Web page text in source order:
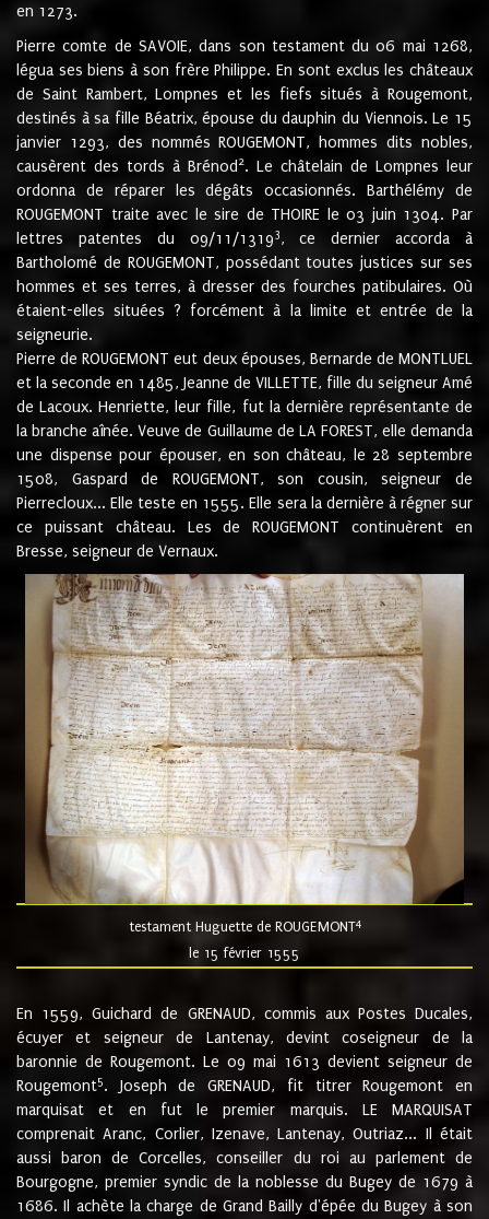
en 1273.
Pierre comte de SAVOIE, dans son testament du 06 mai 1268,
légua ses biens à son frère Philippe. En sont exclus les châteaux
de Saint Rambert, Lompnes et les fiefs situés à Rougemont,
destinés à sa fille Béatrix, épouse du dauphin du Viennois. Le 15
janvier 1293, des nommés ROUGEMONT, hommes dits nobles,
causèrent des tords à Brénod 2. Le châtelain de Lompnes leur
ordonna de réparer les dégâts occasionnés. Barthélémy de
ROUGEMONT traite avec le sire de THOIRE le 03 juin 1304. Par
lettres patentes du 09/11/13193, ce dernier accorda à
Bartholomé de ROUGEMONT, possédant toutes justices sur ses
hommes et ses terres, à dresser des fourches patibulaires. Où
étaient-elles situées ? forcément à la limite et entrée de la
seigneurie.
Pierre de ROUGEMONT eut deux épouses, Bernarde de MONTLUEL
et la seconde en 1485, Jeanne de VILLETTE, fille du seigneur Amé
de Lacoux. Henriette, leur fille, fut la dernière représentante de
la branche aînée. Veuve de Guillaume de LA FOREST, elle demanda
une dispense pour épouser, en son château, le 28 septembre
1508, Gaspard de ROUGEMONT, son cousin, seigneur de
Pierrecloux... Elle teste en 1555. Elle sera la dernière à régner sur
ce puissant château. Les de ROUGEMONT continuèrent en
Bresse, seigneur de Vernaux.
testament Huguette de ROUGEMONT4
le 15 février 1555
En 1559, Guichard de GRENAUD, commis aux Postes Ducales,
écuyer et seigneur de Lantenay, devint coseigneur de la
baronnie de Rougemont. Le 09 mai 1613 devient seigneur de
Rougemont5. Joseph de GRENAUD, fit titrer Rougemont en
marquisat et en fut le premier marquis. LE MARQUISAT
comprenait Aranc, Corlier, Izenave, Lantenay, Outriaz... Il était
aussi baron de Corcelles, conseiller du roi au parlement de
Bourgogne, premier syndic de la noblesse du Bugey de 1679 à
1686. Il achète la charge de Grand Bailly d'épée du Bugey à son